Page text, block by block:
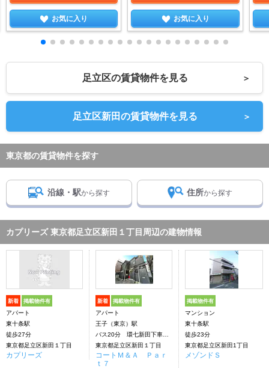
お気に入り お気に入り
足立区の賃貸物件を見る ＞
足立区新田の賃貸物件を見る ＞
東京都の賃貸物件を探す
沿線・駅から探す 住所から探す
カプリーズ 東京都足立区新田１丁目周辺の建物情報
新着 掲載物件有
アパート
東十条駅
徒歩27分
東京都足立区新田１丁目
カプリーズ
新着 掲載物件有
アパート
王子（東京）駅
バス20分 環七新田下車：停歩1分
東京都足立区新田１丁目
コートＭ＆Ａ Ｐａｒ
ｔ７
掲載物件有
マンション
東十条駅
徒歩23分
東京都足立区新田1丁目
メゾンドＳ